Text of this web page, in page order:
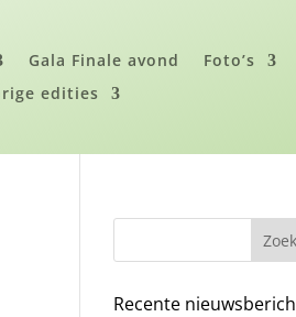
Gala Finale avond Foto’s
edities
Recente